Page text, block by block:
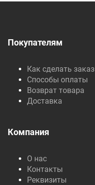
Покупателям
Как сделать заказ
Способы оплаты
Возврат товара
Доставка
Компания
О нас
Контакты
Реквизиты